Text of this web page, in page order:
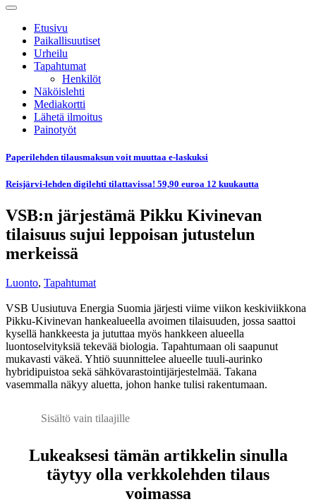
Etusivu
Paikallisuutiset
Urheilu
Tapahtumat
Henkilöt
Näköislehti
Mediakortti
Lähetä ilmoitus
Painotyöt
Paperilehden tilausmaksun voit muuttaa e-laskuksi
Reisjärvi-lehden digilehti tilattavissa! 59,90 euroa 12 kuukautta
VSB:n järjestämä Pikku Kivinevan
tilaisuus sujui leppoisan jutustelun
merkeissä
Luonto, Tapahtumat
VSB Uusiutuva Energia Suomia järjesti viime viikon keskiviikkona
Pikku-Kivinevan hankealueella avoimen tilaisuuden, jossa saattoi
kysellä hankkeesta ja jututtaa myös hankkeen alueella
luontoselvityksiä tekevää biologia. Tapahtumaan oli saapunut
mukavasti väkeä. Yhtiö suunnittelee alueelle tuuli-aurinko
hybridipuistoa sekä sähkövarastointijärjestelmää. Takana
vasemmalla näkyy aluetta, johon hanke tulisi rakentumaan.
Sisältö vain tilaajille
Lukeaksesi tämän artikkelin sinulla
täytyy olla verkkolehden tilaus
voimassa